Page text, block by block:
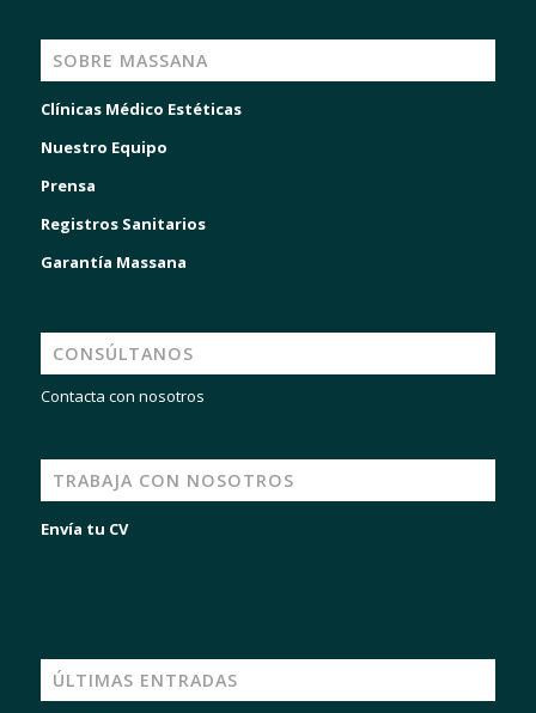
SOBRE MASSANA
Clínicas Médico Estéticas
Nuestro Equipo
Prensa
Registros Sanitarios
Garantía Massana
CONSÚLTANOS
Contacta con nosotros
TRABAJA CON NOSOTROS
Envía tu CV
ÚLTIMAS ENTRADAS